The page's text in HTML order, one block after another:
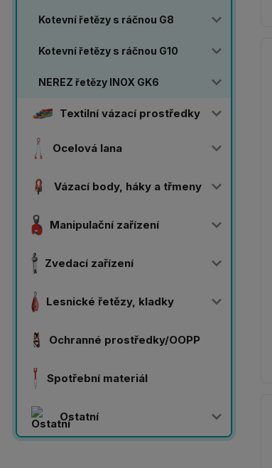
Kotevní řetězy s ráčnou G8
Kotevní řetězy s ráčnou G10
NEREZ řetězy INOX GK6
Textilní vázací prostředky
Ocelová lana
Vázací body, háky a třmeny
Manipulační zařízení
Zvedací zařízení
Lesnické řetězy, kladky
Ochranné prostředky/OOPP
Spotřební materiál
Ostatní